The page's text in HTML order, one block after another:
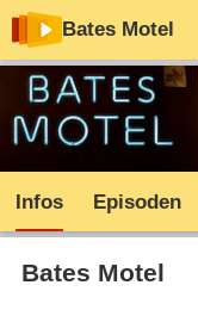
Bates Motel
Infos Episoden
Bates Motel